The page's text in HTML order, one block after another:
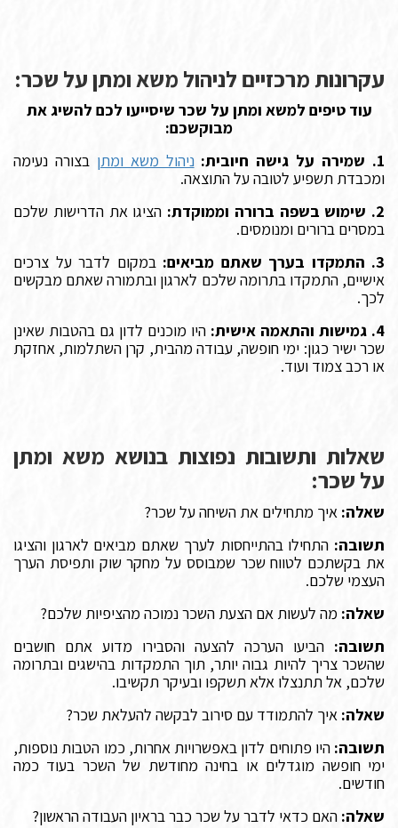
עקרונות מרכזיים לניהול משא ומתן על שכר:
עוד טיפים למשא ומתן על שכר שיסייעו לכם להשיג את
מבוקשכם:
1. שמירה על גישה חיובית:
ניהול משא ומתן בצורה נעימה
ומכבדת תשפיע לטובה על התוצאה.
2. שימוש בשפה ברורה וממוקדת:
הציגו את הדרישות שלכם
במסרים ברורים ומנומסים.
3. התמקדו בערך שאתם מביאים:
במקום לדבר על צרכים
אישיים, התמקדו בתרומה שלכם לארגון ובתמורה שאתם מבקשים
לכך.
4. גמישות והתאמה אישית:
היו מוכנים לדון גם בהטבות שאינן
שכר ישיר כגון: ימי חופשה, עבודה מהבית, קרן השתלמות, אחזקת
או רכב צמוד ועוד.
שאלות ותשובות נפוצות בנושא משא ומתן
על שכר:
שאלה: איך מתחילים את השיחה על שכר?
תשובה: התחילו בהתייחסות לערך שאתם מביאים לארגון והציגו
את בקשתכם לטווח שכר שמבוסס על מחקר שוק ותפיסת הערך
העצמי שלכם.
שאלה: מה לעשות אם הצעת השכר נמוכה מהציפיות שלכם?
תשובה: הביעו הערכה להצעה והסבירו מדוע אתם חושבים
שהשכר צריך להיות גבוה יותר, תוך התמקדות בהישגים ובתרומה
שלכם, אל תתנצלו אלא תשקפו ובעיקר תקשיבו.
שאלה: איך להתמודד עם סירוב לבקשה להעלאת שכר?
תשובה: היו פתוחים לדון באפשרויות אחרות, כמו הטבות נוספות,
ימי חופשה מוגדלים או בחינה מחודשת של השכר בעוד כמה
חודשים.
שאלה: האם כדאי לדבר על שכר כבר בראיון העבודה הראשון?